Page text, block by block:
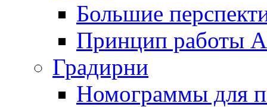
Большие
Принцип работы
Градирни
Номограммы для